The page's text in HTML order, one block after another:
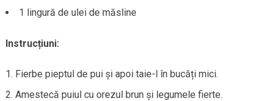
1 lingură de ulei de măsline
Instrucțiuni:
Fierbe pieptul de pui și apoi taie-l în bucăți mici.
Amestecă puiul cu orezul brun și legumele fierte.